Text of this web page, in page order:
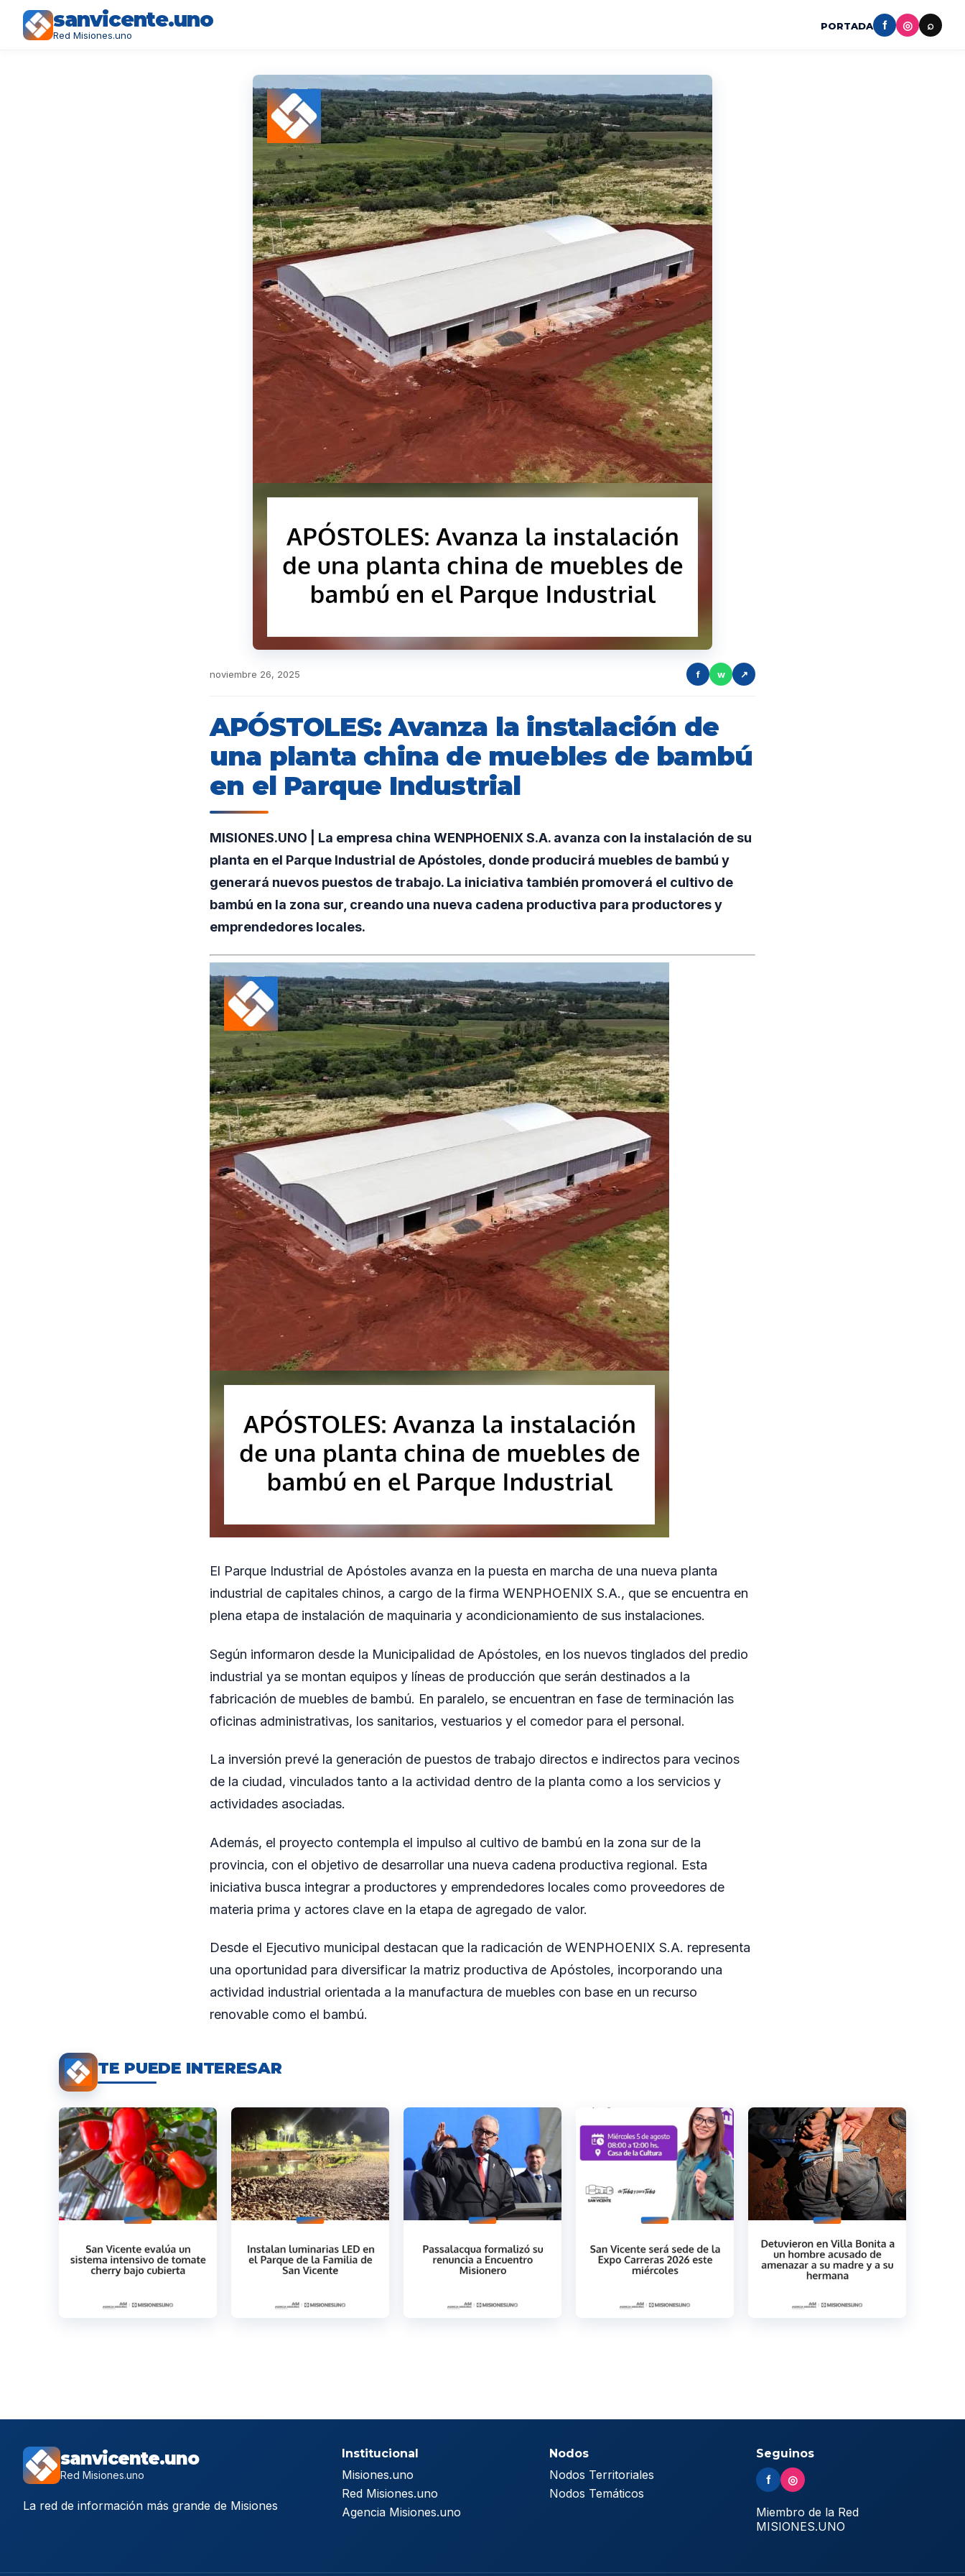
sanvicente.uno
Red Misiones.uno
PORTADA f ◎ ⌕
noviembre 26, 2025 f w ↗
APÓSTOLES: Avanza la instalación de
una planta china de muebles de bambú
en el Parque Industrial
MISIONES.UNO | La empresa china WENPHOENIX S.A. avanza con la instalación de su
planta en el Parque Industrial de Apóstoles, donde producirá muebles de bambú y
generará nuevos puestos de trabajo. La iniciativa también promoverá el cultivo de
bambú en la zona sur, creando una nueva cadena productiva para productores y
emprendedores locales.
El Parque Industrial de Apóstoles avanza en la puesta en marcha de una nueva planta
industrial de capitales chinos, a cargo de la firma WENPHOENIX S.A., que se encuentra en
plena etapa de instalación de maquinaria y acondicionamiento de sus instalaciones.
Según informaron desde la Municipalidad de Apóstoles, en los nuevos tinglados del predio
industrial ya se montan equipos y líneas de producción que serán destinados a la
fabricación de muebles de bambú. En paralelo, se encuentran en fase de terminación las
oficinas administrativas, los sanitarios, vestuarios y el comedor para el personal.
La inversión prevé la generación de puestos de trabajo directos e indirectos para vecinos
de la ciudad, vinculados tanto a la actividad dentro de la planta como a los servicios y
actividades asociadas.
Además, el proyecto contempla el impulso al cultivo de bambú en la zona sur de la
provincia, con el objetivo de desarrollar una nueva cadena productiva regional. Esta
iniciativa busca integrar a productores y emprendedores locales como proveedores de
materia prima y actores clave en la etapa de agregado de valor.
Desde el Ejecutivo municipal destacan que la radicación de WENPHOENIX S.A. representa
una oportunidad para diversificar la matriz productiva de Apóstoles, incorporando una
actividad industrial orientada a la manufactura de muebles con base en un recurso
renovable como el bambú.
TE PUEDE INTERESAR
sanvicente.uno
Red Misiones.uno
La red de información más grande de Misiones
Institucional
Misiones.uno
Red Misiones.uno
Agencia Misiones.uno
Nodos
Nodos Territoriales
Nodos Temáticos
Seguinos
f ◎
Miembro de la Red
MISIONES.UNO